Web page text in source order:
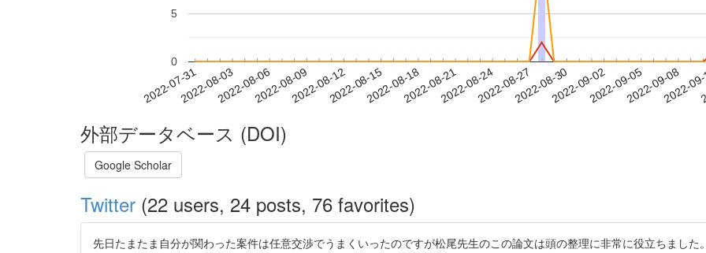
2022-07-312022-08-032022-08-062022-08-092022-08-122022-08-152022-08-182022-08-212022-08-242022-08-272022-08-302022-09-022022-09-052022-09-08
2022-
0
5
外部データベース (DOI)
Google Scholar
Twitter (22 users, 24 posts, 76 favorites)
先日たまたま自分が関わった案件は任意交渉でうまくいったのですが松尾先生のこの論文は頭の整理に非常に役立ちまし